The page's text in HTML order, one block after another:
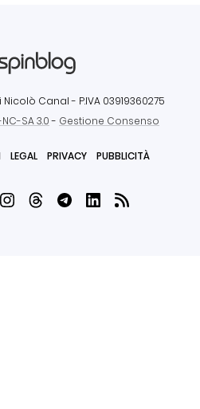
Nicolò Canal - P.IVA 03919360275
NC-SA 3.0- Gestione Consenso
LEGAL PRIVACY PUBBLICITÀ